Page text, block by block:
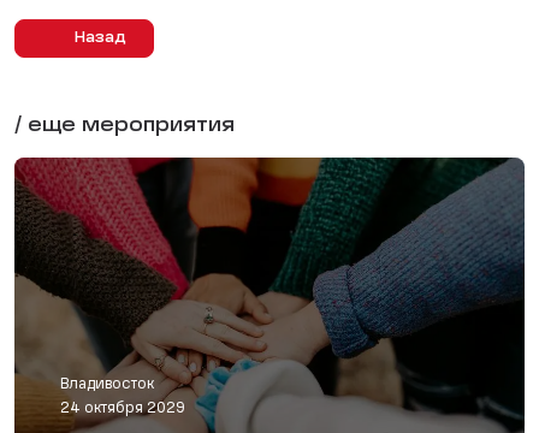
Назад
/ еще мероприятия
Владивосток
24 октября 2029